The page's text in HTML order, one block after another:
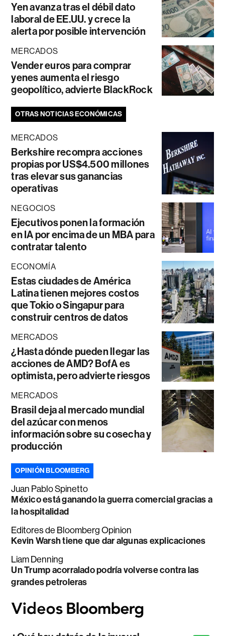
Yen avanza tras el débil dato
laboral de EE.UU. y crece la
alerta por posible intervención
MERCADOS
Vender euros para comprar
yenes aumenta el riesgo
geopolítico, advierte BlackRock
OTRAS NOTICIAS ECONÓMICAS
MERCADOS
Berkshire recompra acciones
propias por US$4.500 millones
tras elevar sus ganancias
operativas
NEGOCIOS
Ejecutivos ponen la formación
en IA por encima de un MBA para
contratar talento
ECONOMÍA
Estas ciudades de América
Latina tienen mejores costos
que Tokio o Singapur para
construir centros de datos
MERCADOS
¿Hasta dónde pueden llegar las
acciones de AMD? BofA es
optimista, pero advierte riesgos
MERCADOS
Brasil deja al mercado mundial
del azúcar con menos
información sobre su cosecha y
producción
OPINIÓN BLOOMBERG
Juan Pablo Spinetto
México está ganando la guerra comercial gracias a
la hospitalidad
Editores de Bloomberg Opinion
Kevin Warsh tiene que dar algunas explicaciones
Liam Denning
Un Trump acorralado podría volverse contra las
grandes petroleras